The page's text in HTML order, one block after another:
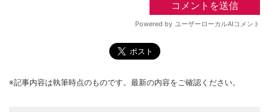
※記事内容は執筆時点のものです。最新の内容をご確認ください。